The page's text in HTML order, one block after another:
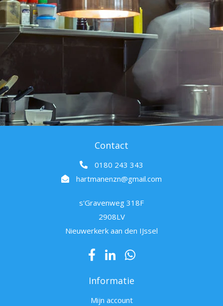
Contact
0180 243 343
hartmanenzn@gmail.com
s'Gravenweg 318F
2908LV
Nieuwerkerk aan den IJssel
Informatie
Mijn account